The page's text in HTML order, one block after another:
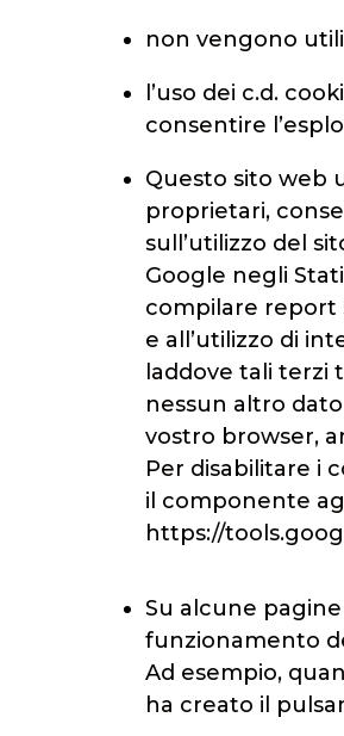
non vengono
l’uso dei c.d.
consentire
Questo sito web
proprietari,
sull’utilizzo del
Google negli
compilare report
e all’utilizzo di
laddove tali terzi
nessun altro
vostro browser,
Per disabilitare i
il componente
https://
Su alcune
funzionamento
Ad esempio,
ha creato il